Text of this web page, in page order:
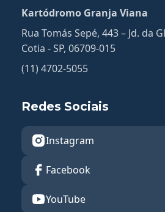
Kartódromo Granja Viana
Rua Tomás Sepé, 443 – Jd. da
Cotia - SP, 06709-015
(11) 4702-5055
Redes Sociais
Instagram
Facebook
YouTube